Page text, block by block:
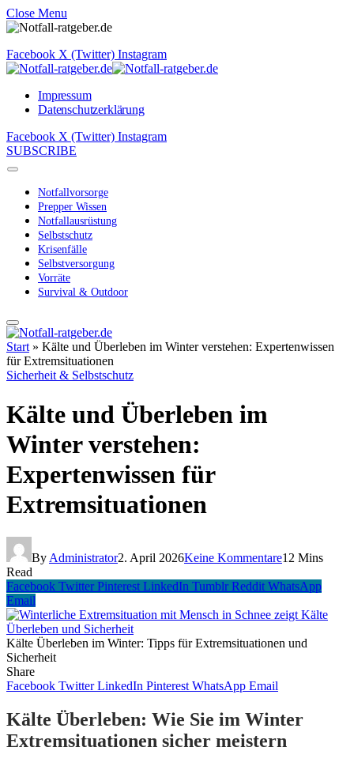
Close Menu
Facebook X (Twitter) Instagram
Impressum
Datenschutzerklärung
Facebook X (Twitter) Instagram
SUBSCRIBE
Notfallvorsorge
Prepper Wissen
Notfallausrüstung
Selbstschutz
Krisenfälle
Selbstversorgung
Vorräte
Survival & Outdoor
Start » Kälte und Überleben im Winter verstehen: Expertenwissen
für Extremsituationen
Sicherheit & Selbstschutz
Kälte und Überleben im
Winter verstehen:
Expertenwissen für
Extremsituationen
By Administrator2. April 2026Keine Kommentare12 Mins
Read
Facebook Twitter Pinterest LinkedIn Tumblr Reddit WhatsApp
Email
Kälte Überleben im Winter: Tipps für Extremsituationen und
Sicherheit
Share
Facebook Twitter LinkedIn Pinterest WhatsApp Email
Kälte Überleben: Wie Sie im Winter
Extremsituationen sicher meistern